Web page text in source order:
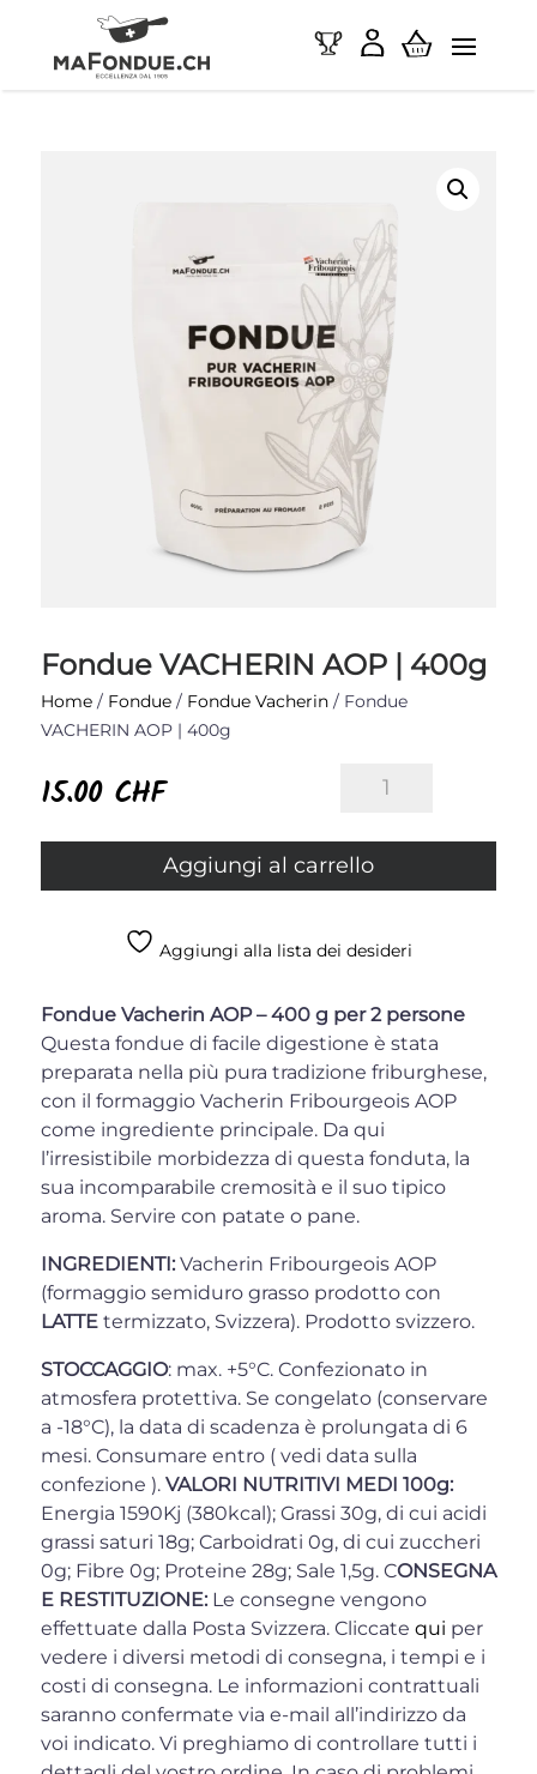
Fondue VACHERIN AOP | 400g
Home/ Fondue/ Fondue Vacherin/ Fondue
VACHERIN AOP | 400g
15.00 CHF
Fondue
|
400g
Aggiungi al carrello
Aggiungi alla lista dei desideri
Fondue Vacherin AOP – 400 g per 2 persone
Questa fondue di facile digestione è stata
preparata nella più pura tradizione friburghese,
con il formaggio Vacherin Fribourgeois AOP
come ingrediente principale. Da qui
l’irresistibile morbidezza di questa fonduta, la
sua incomparabile cremosità e il suo tipico
aroma. Servire con patate o pane.
INGREDIENTI:Vacherin Fribourgeois AOP
(formaggio semiduro grasso prodotto con
LATTEtermizzato, Svizzera). Prodotto svizzero.
STOCCAGGIO: max. +5°C. Confezionato in
atmosfera protettiva. Se congelato (conservare
a -18°C), la data di scadenza è prolungata di 6
mesi. Consumare entro ( vedi data sulla
confezione ). VALORI NUTRITIVI MEDI 100g:
Energia 1590Kj (380kcal); Grassi 30g, di cui acidi
grassi saturi 18g; Carboidrati 0g, di cui zuccheri
0g; Fibre 0g; Proteine 28g; Sale 1,5g. CONSEGNA
E RESTITUZIONE: Le consegne vengono
effettuate dalla Posta Svizzera. Cliccate qui per
vedere i diversi metodi di consegna, i tempi e i
costi di consegna. Le informazioni contrattuali
saranno confermate via e-mail all’indirizzo da
voi indicato. Vi preghiamo di controllare tutti i